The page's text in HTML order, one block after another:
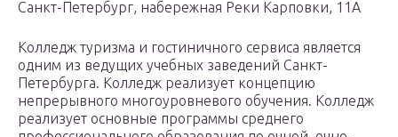
Санкт-Петербург, набережная Реки Карповки, 11А
Колледж туризма и гостиничного сервиса является
одним из ведущих учебных заведений Санкт-
Петербурга. Колледж реализует концепцию
непрерывного многоуровневого обучения. Колледж
реализует основные программы среднего